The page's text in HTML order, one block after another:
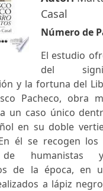
Casal
Número de
El estudio
del
y la fortuna del
Pacheco, obra
un caso único
en su doble
él se recogen
humanistas y
de la época, en
a lápiz